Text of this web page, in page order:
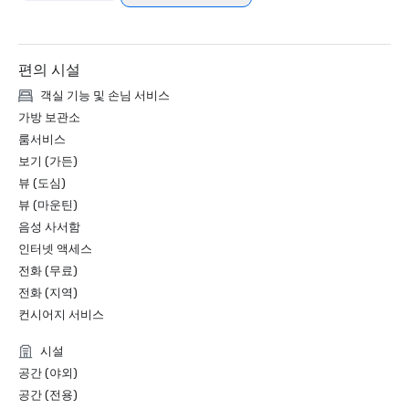
편의 시설
객실 기능 및 손님 서비스
가방 보관소
룸서비스
보기 (가든)
뷰 (도심)
뷰 (마운틴)
음성 사서함
인터넷 액세스
전화 (무료)
전화 (지역)
컨시어지 서비스
시설
공간 (야외)
공간 (전용)